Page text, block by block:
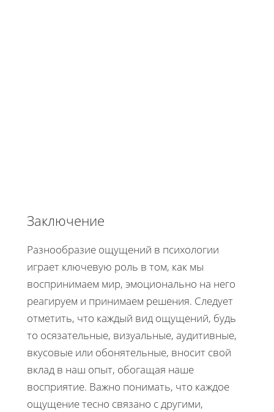
Заключение
Разнообразие ощущений в психологии
играет ключевую роль в том, как мы
воспринимаем мир, эмоционально на него
реагируем и принимаем решения. Следует
отметить, что каждый вид ощущений, будь
то осязательные, визуальные, аудитивные,
вкусовые или обонятельные, вносит свой
вклад в наш опыт, обогащая наше
восприятие. Важно понимать, что каждое
ощущение тесно связано с другими,